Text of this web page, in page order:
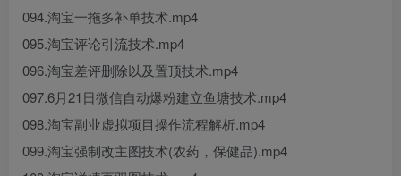
094.淘宝一拖多补单技术.mp4
095.淘宝评论引流技术.mp4
096.淘宝差评删除以及置顶技术.mp4
097.6月21日微信自动爆粉建立鱼塘技术.mp4
098.淘宝副业虚拟项目操作流程解析.mp4
099.淘宝强制改主图技术(农药，保健品).mp4